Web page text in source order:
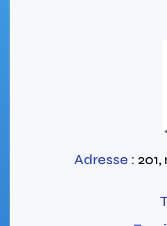
Adresse :